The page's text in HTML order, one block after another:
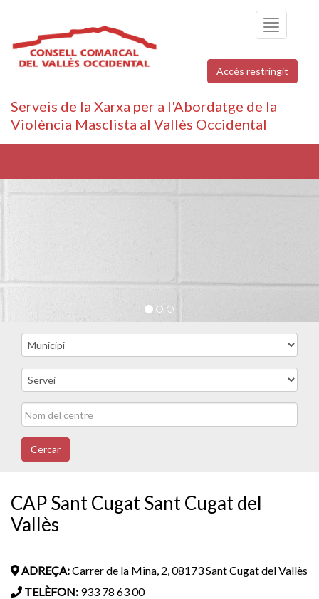
Toggle
navigation
Accés restringit
Serveis de la Xarxa per a l'Abordatge de la
Violència Masclista al Vallès Occidental
Cercar
CAP Sant Cugat Sant Cugat del
Vallès
ADREÇA:Carrer de la Mina, 2, 08173 Sant Cugat del Vallès
TELÈFON: 933 78 63 00